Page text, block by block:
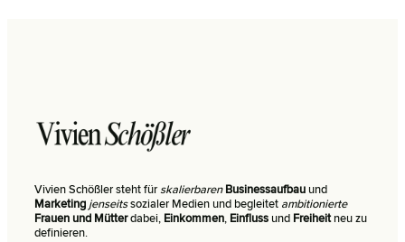
Vivien Schößler steht fürskalierbaren Businessaufbau und
Marketing jenseitssozialer Medien und begleitet ambitionierte
Frauen und Mütterdabei, Einkommen, Einfluss und Freiheitneu zu
definieren.